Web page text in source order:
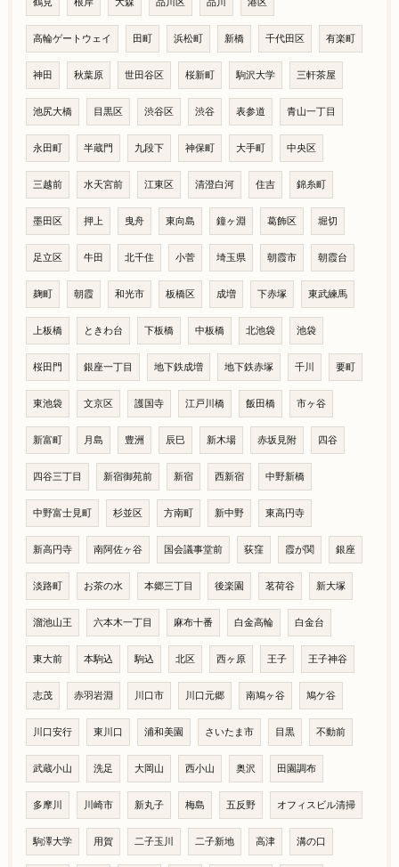
鶴見 根岸 大森 品川区 品川 港区
高輪ゲートウェイ 田町 浜松町 新橋 千代田区 有楽町
神田 秋葉原 世田谷区 桜新町 駒沢大学 三軒茶屋
池尻大橋 目黒区 渋谷区 渋谷 表参道 青山一丁目
永田町 半蔵門 九段下 神保町 大手町 中央区
三越前 水天宮前 江東区 清澄白河 住吉 錦糸町
墨田区 押上 曳舟 東向島 鐘ヶ淵 葛飾区 堀切
足立区 牛田 北千住 小菅 埼玉県 朝霞市 朝霞台
麹町 朝霞 和光市 板橋区 成増 下赤塚 東武練馬
上板橋 ときわ台 下板橋 中板橋 北池袋 池袋
桜田門 銀座一丁目 地下鉄成増 地下鉄赤塚 千川 要町
東池袋 文京区 護国寺 江戸川橋 飯田橋 市ヶ谷
新富町 月島 豊洲 辰巳 新木場 赤坂見附 四谷
四谷三丁目 新宿御苑前 新宿 西新宿 中野新橋
中野富士見町 杉並区 方南町 新中野 東高円寺
新高円寺 南阿佐ヶ谷 国会議事堂前 荻窪 霞が関 銀座
淡路町 お茶の水 本郷三丁目 後楽園 茗荷谷 新大塚
溜池山王 六本木一丁目 麻布十番 白金高輪 白金台
東大前 本駒込 駒込 北区 西ヶ原 王子 王子神谷
志茂 赤羽岩淵 川口市 川口元郷 南鳩ヶ谷 鳩ケ谷
川口安行 東川口 浦和美園 さいたま市 目黒 不動前
武蔵小山 洗足 大岡山 西小山 奥沢 田園調布
多摩川 川崎市 新丸子 梅島 五反野 オフィスビル清掃
駒澤大学 用賀 二子玉川 二子新地 高津 溝の口